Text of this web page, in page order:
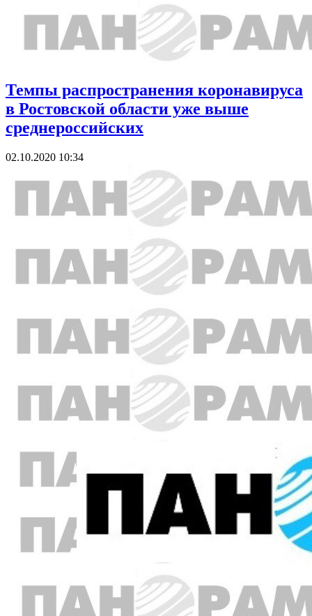
Темпы распространения коронавируса
в Ростовской области уже выше
среднероссийских
02.10.2020 10:34